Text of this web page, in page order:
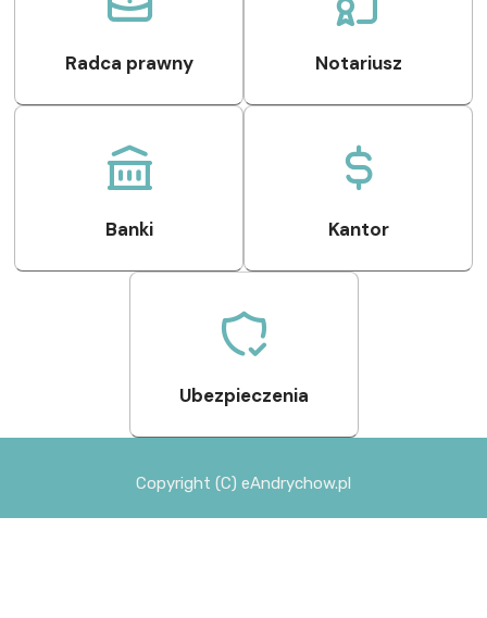
Radca prawny Notariusz
Banki Kantor
Ubezpieczenia
Copyright (C) eAndrychow.pl